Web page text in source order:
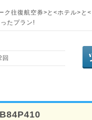
ク往復航空券>と<ホテル>と
たプラン!
B84P410